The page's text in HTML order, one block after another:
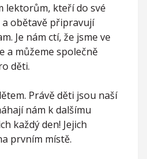
lektorům, kteří do své
a obětavě připravují
Je nám ctí, že jsme ve
a můžeme společně
děti.
Právě děti jsou naší
nám k dalšímu
každý den! Jejich
prvním místě.